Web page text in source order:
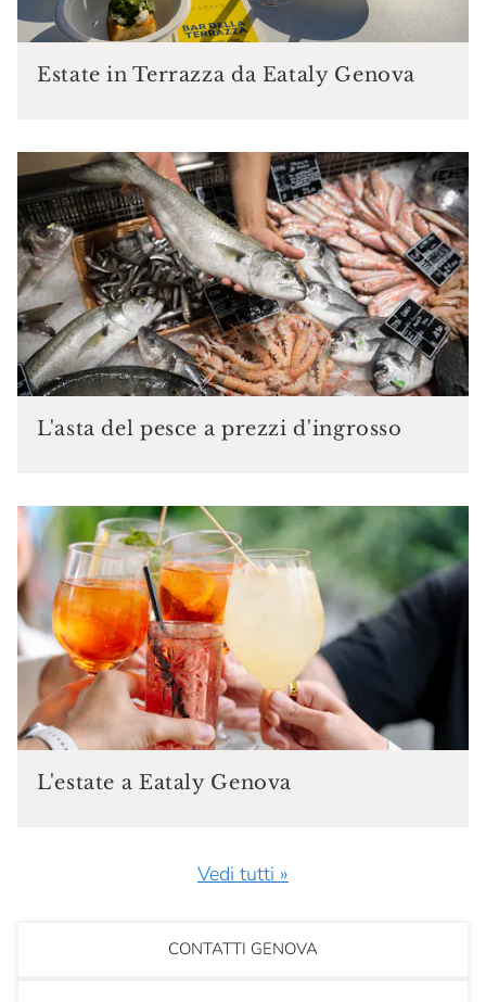
Estate in Terrazza da Eataly Genova
L'asta del pesce a prezzi d'ingrosso
L'estate a Eataly Genova
Vedi tutti »
CONTATTI GENOVA